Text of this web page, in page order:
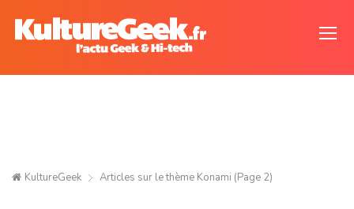
KultureGeek Articles sur le thème Konami (Page 2)